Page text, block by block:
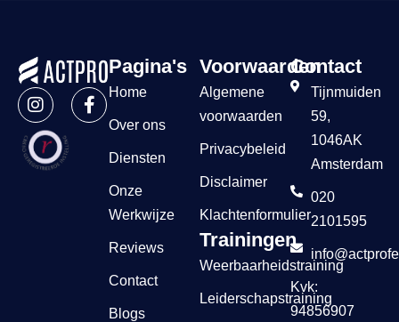
Pagina's
Home
Over ons
Diensten
Onze
Werkwijze
Reviews
Contact
Blogs
Voorwaarden
Algemene
voorwaarden
Privacybeleid
Disclaimer
Klachtenformulier
Trainingen
Weerbaarheidstraining
Leiderschapstraining
Contact
Tijnmuiden
59,
1046AK
Amsterdam
020
2101595
Kvk:
94856907